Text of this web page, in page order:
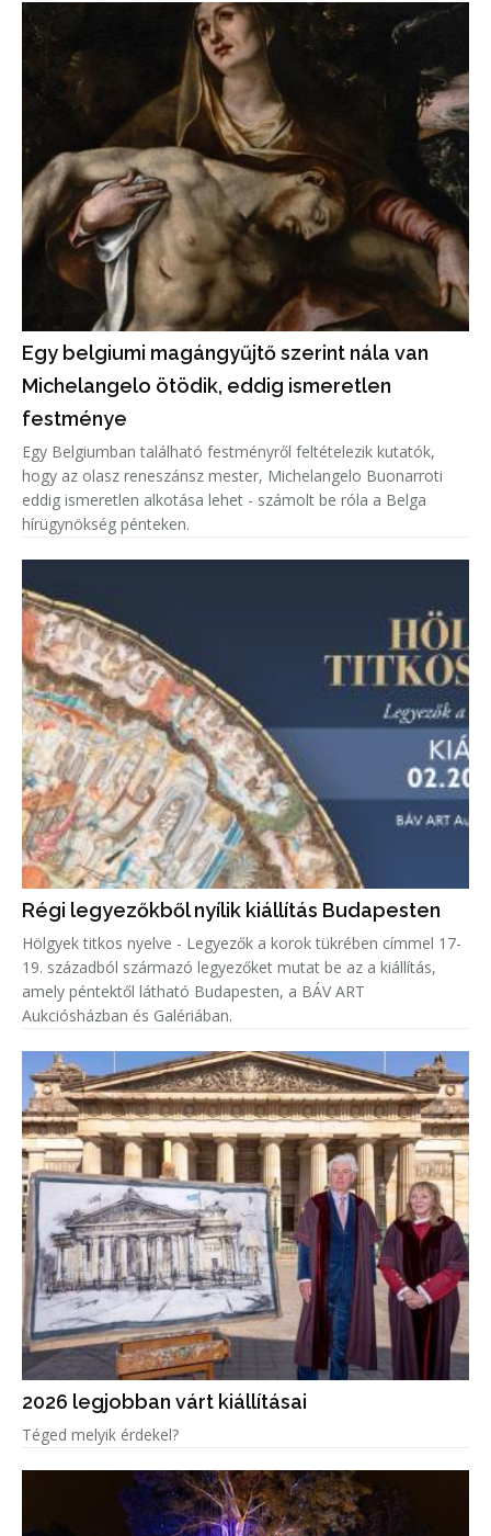
Egy belgiumi magángyűjtő szerint nála van
Michelangelo ötödik, eddig ismeretlen
festménye
Egy Belgiumban található festményről feltételezik kutatók,
hogy az olasz reneszánsz mester, Michelangelo Buonarroti
eddig ismeretlen alkotása lehet - számolt be róla a Belga
hírügynökség pénteken.
Régi legyezőkből nyílik kiállítás Budapesten
Hölgyek titkos nyelve - Legyezők a korok tükrében címmel 17-
19. századból származó legyezőket mutat be az a kiállítás,
amely péntektől látható Budapesten, a BÁV ART
Aukciósházban és Galériában.
2026 legjobban várt kiállításai
Téged melyik érdekel?